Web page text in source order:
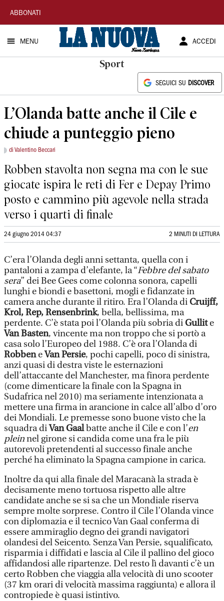
La
Nuova
Sardegna
ABBONATI
MENU ACCEDI
Sport
SEGUICI SU DISCOVER
L’Olanda batte anche il Cile e
chiude a punteggio pieno
di Valentino Beccari
Robben stavolta non segna ma con le sue
giocate ispira le reti di Fer e Depay Primo
posto e cammino più agevole nella strada
verso i quarti di finale
24 giugno 2014 04:37 2 MINUTI DI LETTURA
C’era l’Olanda degli anni settanta, quella con i
pantaloni a zampa d’elefante, la “Febbre del sabato
sera” dei Bee Gees come colonna sonora, capelli
lunghi e biondi e basettoni, mogli e fidanzate in
camera anche durante il ritiro. Era l’Olanda di Cruijff,
Krol, Rep, Rensenbrink, bella, bellissima, ma
perdente. C’è stata poi l’Olanda più sobria diGullite
Van Basten, vincente ma non troppo che si portò a
casa solo l’Europeo del 1988. C’è ora l’Olanda di
RobbeneVan Persie, pochi capelli, poco di sinistra,
anzi quasi di destra viste le esternazioni
dell’attaccante del Manchester, ma finora perdente
(come dimenticare la finale con la Spagna in
Sudafrica nel 2010) ma seriamente intenzionata a
mettere una firma in arancione in calce all’albo d’oro
dei Mondiali. Le premesse sono buone visto che la
squadra diVan Gaalbatte anche il Cile e con l’en
pleinnel girone si candida come una fra le più
autorevoli pretendenti al successo finale anche
perché ha eliminato la Spagna campione in carica.
Inoltre da qui alla finale del Maracanà la strada è
decisamente meno tortuosa rispetto alle altre
candidate anche se si sa che un Mondiale riserva
sempre molte sorprese. Contro il Cile l’Olanda vince
con diplomazia e il tecnico Van Gaal conferma di
essere ammiraglio degno dei grandi navigatori
olandesi del Seicento. Senza Van Persie, squalificato,
risparmia i diffidati e lascia al Cile il pallino del gioco
affidandosi alle ripartenze. Del resto lì davanti c’è un
certo Robben che viaggia alla velocità di uno scooter
(37 km orari di velocità massima raggiunta) e allora il
contropiede è quasi istintivo.